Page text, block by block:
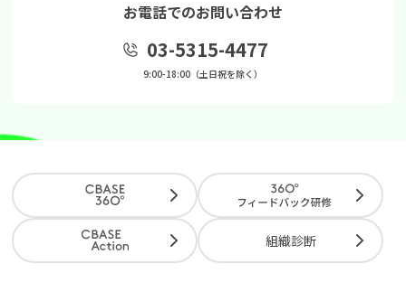
お電話でのお問い合わせ
03-5315-4477
9:00-18:00（土日祝を除く）
組織診断